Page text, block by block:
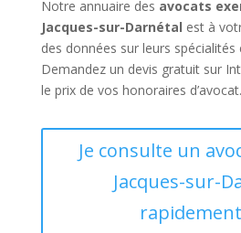
Notre annuaire des avocats
Jacques-sur-Darnétal est à
des données sur leurs
Demandez un devis gratuit sur
le prix de vos honoraires d’avocat.
Je consulte un
Jacques-sur-